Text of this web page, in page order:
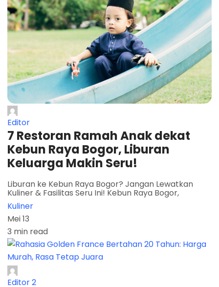
Editor
7 Restoran Ramah Anak dekat
Kebun Raya Bogor, Liburan
Keluarga Makin Seru!
Liburan ke Kebun Raya Bogor? Jangan Lewatkan
Kuliner & Fasilitas Seru Ini! Kebun Raya Bogor,
Kuliner
Mei 13
3 min read
Editor 2